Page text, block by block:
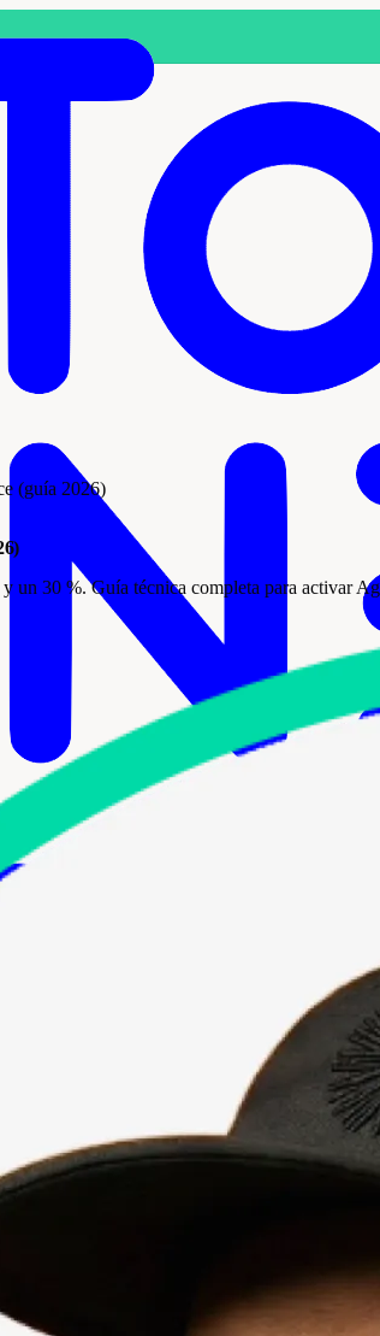
(guía 2026)
un 30 %. Guía técnica completa para activar